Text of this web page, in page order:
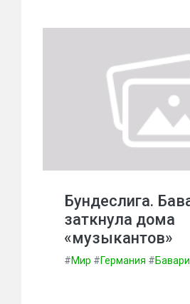
Бундеслига.
заткнула дома
«музыкантов»
#Мир #Германия #